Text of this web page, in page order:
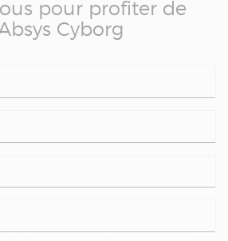
pour profiter de
Cyborg